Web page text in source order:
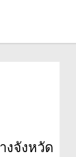
จังหวัด